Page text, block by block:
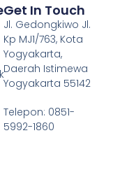
Get In Touch
Jl. Gedongkiwo Jl.
Kp MJ1/763, Kota
Yogyakarta,
Daerah Istimewa
Yogyakarta 55142
Telepon: 0851-
5992-1860